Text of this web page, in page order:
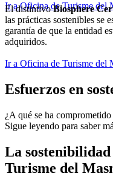
Ir a Oficina de Turisme
El distintivoBiosphere
las prácticas sostenibles se
garantía de que la entidad
adquiridos.
Ir a Oficina de Turisme del
Esfuerzos en
¿A qué se ha comprometido
Sigue leyendo para saber
La
Turisme del